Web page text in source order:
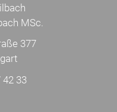
MSc.
377
42 33